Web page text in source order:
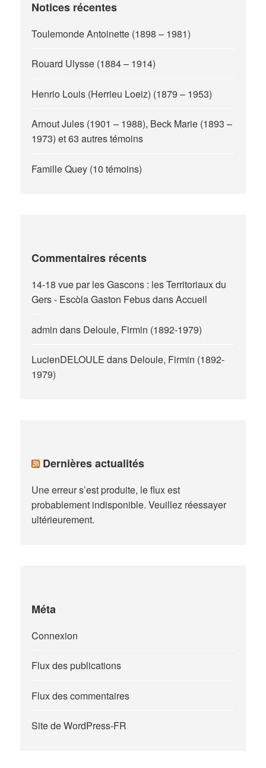
Notices récentes
Toulemonde Antoinette (1898 – 1981)
Rouard Ulysse (1884 – 1914)
Henrio Louis (Herrieu Loeiz) (1879 – 1953)
Arnout Jules (1901 – 1988), Beck Marie (1893 –
1973) et 63 autres témoins
Famille Quey (10 témoins)
Commentaires récents
14-18 vue par les Gascons : les Territoriaux du
Gers - Escòla Gaston FebusdansAccueil
admin dans Deloule, Firmin (1892-1979)
LucienDELOULE dans Deloule, Firmin (1892-
1979)
Dernières actualités
Une erreur s’est produite, le flux est
probablement indisponible. Veuillez réessayer
ultérieurement.
Méta
Connexion
Flux des publications
Flux des commentaires
Site de WordPress-FR